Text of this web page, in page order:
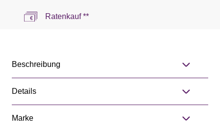
Ratenkauf **
Beschreibung
Details
Marke